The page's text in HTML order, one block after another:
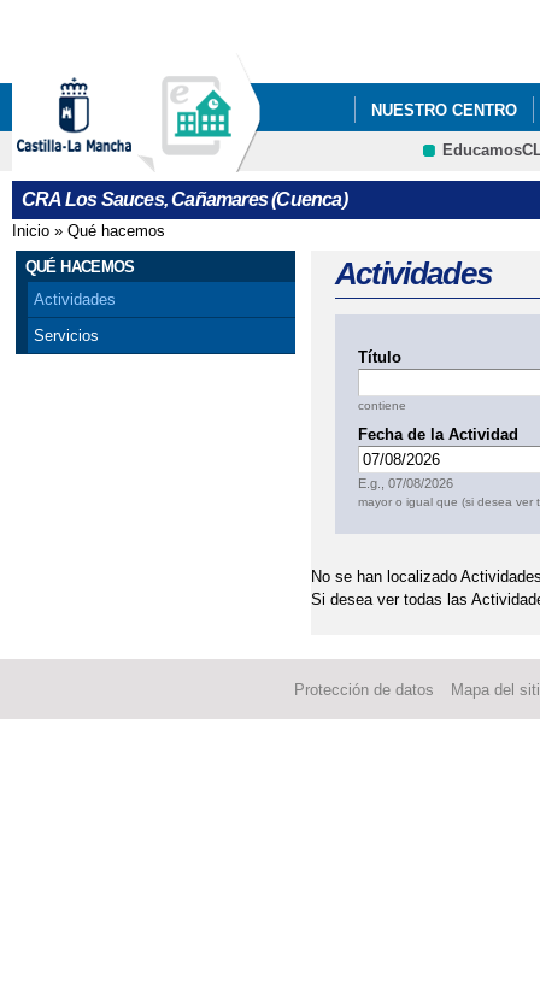
NUESTRO CENTRO
ADMISIÓN
CRA Los Sauces, Cañamares (Cuenca)
Se encuentra usted aquí
Inicio » Qué hacemos
QUÉ HACEMOS
Actividades
Servicios
Actividades
Título
contiene
Fecha de la Actividad
Fecha
E.g., 07/08/2026
mayor o igual que (si desea ver
No se han localizado
Si desea ver todas las
Protección de datos Mapa del